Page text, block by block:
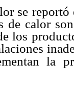
se reportó
de calor
los
la